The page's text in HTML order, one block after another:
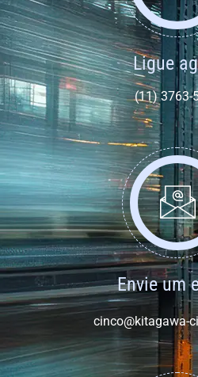
Ligue
(11) 3763-
Envie um
cinco@kitagawa-